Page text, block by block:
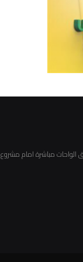
الواحات مباشرة امام مشروع